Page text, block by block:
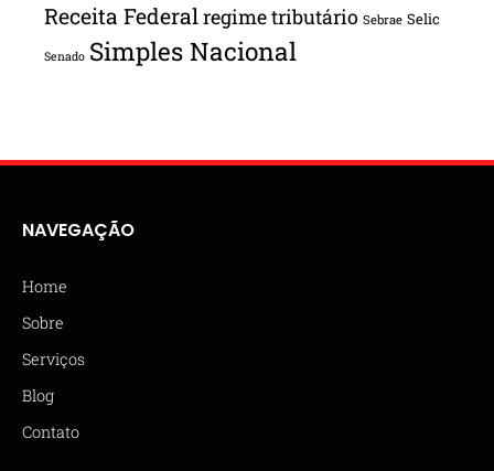
Receita Federalregime tributário Sebrae Selic
Senado Simples Nacional
NAVEGAÇÃO
Home
Sobre
Serviços
Blog
Contato